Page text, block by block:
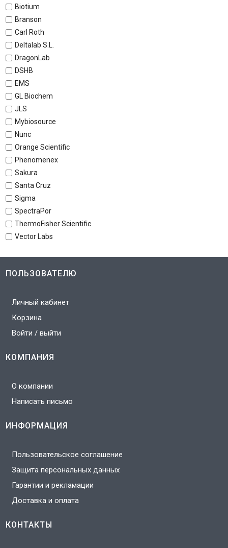
Biotium
Branson
Carl Roth
Deltalab S.L.
DragonLab
DSHB
EMS
GL Biochem
JLS
Mybiosource
Nunc
Orange Scientific
Phenomenex
Sakura
Santa Cruz
Sigma
SpectraPor
ThermoFisher Scientific
Vector Labs
ПОЛЬЗОВАТЕЛЮ
Личный кабинет
Корзина
Войти / выйти
КОМПАНИЯ
О компании
Написать письмо
ИНФОРМАЦИЯ
Пользовательское соглашение
Защита персональных данных
Гарантии и рекламации
Доставка и оплата
КОНТАКТЫ